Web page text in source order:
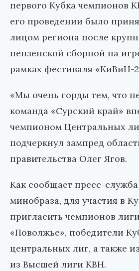
первого Кубка чемпионов
его проведении было
лицом региона после
пензенской сборной на
рамках фестиваля «КиВиН-
«Мы очень горды тем, что
команда «Сурский край»
чемпионом Центральных
подчеркнул зампред
правительства Олег Ягов.
Как сообщает пресс-
минобраза, для участия в
пригласить чемпионов
«Поволжье», победители
центральных лиг, а также
из Высшей лиги КВН.